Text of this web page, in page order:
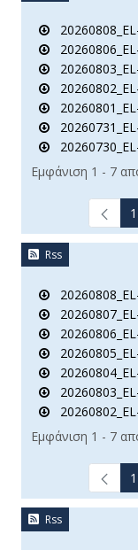
20260808_EL-
20260806_EL-
20260803_EL-
20260802_EL-
20260801_EL-
20260731_EL-
20260730_EL-
Εμφάνιση 1 - 7
1
Rss
20260808_EL-
20260807_EL-
20260806_EL-
20260805_EL-
20260804_EL-
20260803_EL-
20260802_EL-
Εμφάνιση 1 - 7
1
Rss